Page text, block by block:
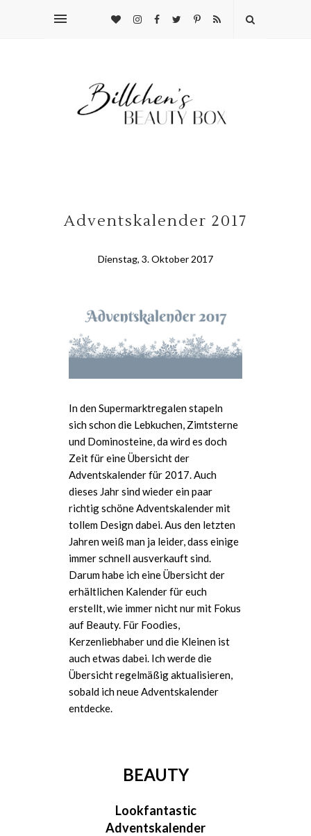
Adventskalender 2017
Dienstag, 3. Oktober 2017
In den Supermarktregalen stapeln
sich schon die Lebkuchen, Zimtsterne
und Dominosteine, da wird es doch
Zeit für eine Übersicht der
Adventskalender für 2017. Auch
dieses Jahr sind wieder ein paar
richtig schöne Adventskalender mit
tollem Design dabei. Aus den letzten
Jahren weiß man ja leider, dass einige
immer schnell ausverkauft sind.
Darum habe ich eine Übersicht der
erhältlichen Kalender für euch
erstellt, wie immer nicht nur mit Fokus
auf Beauty. Für Foodies,
Kerzenliebhaber und die Kleinen ist
auch etwas dabei. Ich werde die
Übersicht regelmäßig aktualisieren,
sobald ich neue Adventskalender
entdecke.
BEAUTY
Lookfantastic
Adventskalender